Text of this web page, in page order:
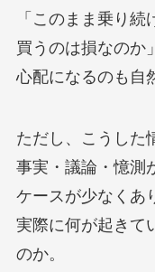
「このまま乗り
買うのは損なのか
心配になるのも自
ただし、こうした
事実・議論・憶測
ケースが少なくあ
実際に何が起きて
のか。